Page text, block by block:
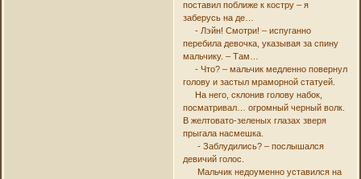
поставил поближе к костру – я
заберусь на де…
- Лэйн! Смотри! – испуганно
перебила девочка, указывая за спину
мальчику. – Там…
- Что? – мальчик медленно повернул
голову и застыл мраморной статуей.
На него, склонив голову набок,
посматривал… огромный черный волк.
В желтовато-зеленых глазах зверя
прыгала насмешка.
- Заблудились? – послышался
девичий голос.
Мальчик недоуменно уставился на